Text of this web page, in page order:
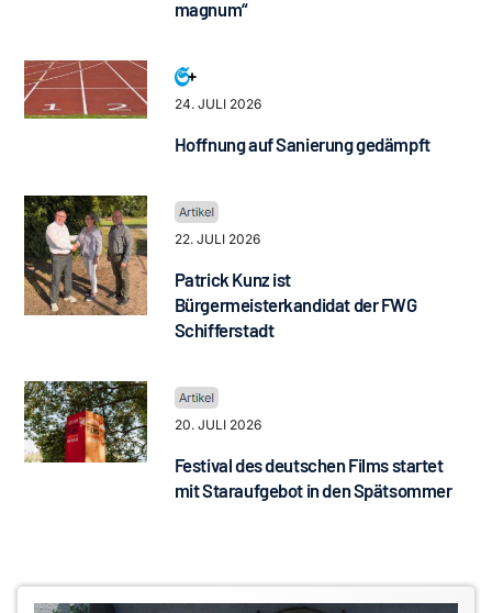
magnum“
24. JULI 2026
Hoffnung auf Sanierung gedämpft
22. JULI 2026
Patrick Kunz ist
Bürgermeisterkandidat der FWG
Schifferstadt
20. JULI 2026
Festival des deutschen Films startet
mit Staraufgebot in den Spätsommer